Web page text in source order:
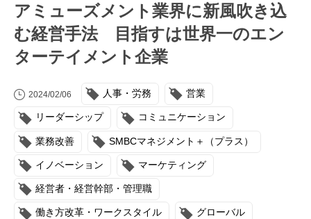
トピックス＆インフォメーション
お役立ち情報
インタビュー・レポート
連載・コラム
イベント・セミナー
資料ダウンロード
アミューズメント業界に新風吹き込
む経営手法 目指すは世界一のエン
ターテイメント企業
2024/02/06 人事・労務 営業
リーダーシップ コミュニケーション
業務改善 SMBCマネジメント＋（プラス）
イノベーション マーケティング
経営者・経営幹部・管理職
働き方改革・ワークスタイル グローバル